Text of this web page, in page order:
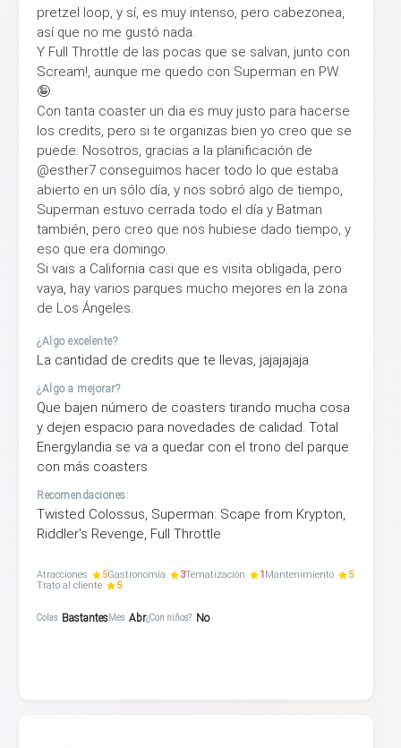
pretzel loop, y sí, es muy intenso, pero cabezonea,
así que no me gustó nada.
Y Full Throttle de las pocas que se salvan, junto con
Scream!, aunque me quedo con Superman en PW.
🤪
Con tanta coaster un dia es muy justo para hacerse
los credits, pero si te organizas bien yo creo que se
puede. Nosotros, gracias a la planificación de
@esther7 conseguimos hacer todo lo que estaba
abierto en un sólo día, y nos sobró algo de tiempo,
Superman estuvo cerrada todo el día y Batman
también, pero creo que nos hubiese dado tiempo, y
eso que era domingo.
Si vais a California casi que es visita obligada, pero
vaya, hay varios parques mucho mejores en la zona
de Los Ángeles.
¿Algo excelente?
La cantidad de credits que te llevas, jajajajaja
¿Algo a mejorar?
Que bajen número de coasters tirando mucha cosa
y dejen espacio para novedades de calidad. Total
Energylandia se va a quedar con el trono del parque
con más coasters
Recomendaciones:
Twisted Colossus, Superman: Scape from Krypton,
Riddler's Revenge, Full Throttle
Atracciones 5Gastronomía 3Tematización 1 Mantenimiento
5
Trato al cliente
5
Colas BastantesMes Abr¿Con niños? No